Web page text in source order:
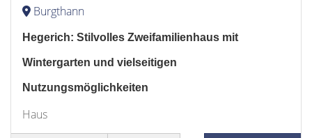
Burgthann
Hegerich: Stilvolles Zweifamilienhaus mit
Wintergarten und vielseitigen
Nutzungsmöglichkeiten
Haus